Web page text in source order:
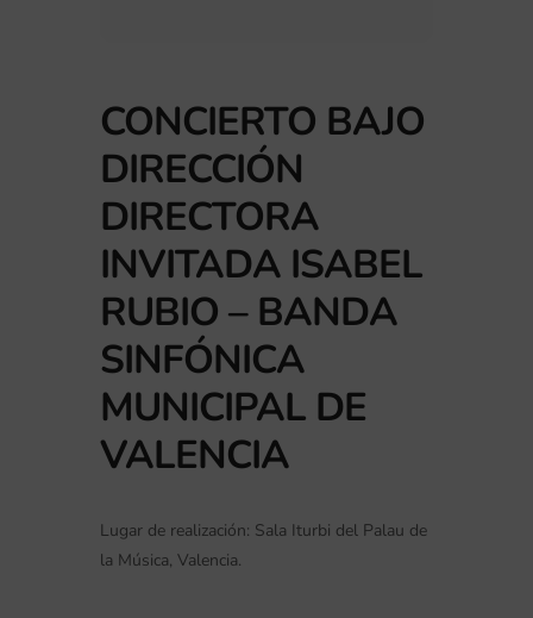
CONCIERTO BAJO
DIRECCIÓN
DIRECTORA
INVITADA ISABEL
RUBIO – BANDA
SINFÓNICA
MUNICIPAL DE
VALENCIA
Lugar de realización: Sala Iturbi del Palau de
la Música, Valencia.